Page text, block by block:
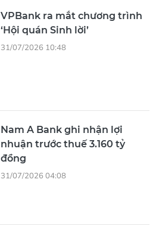
VPBank ra mắt chương trình
‘Hội quán Sinh lời’
31/07/2026 10:48
Nam A Bank ghi nhận lợi
nhuận trước thuế 3.160 tỷ
đồng
31/07/2026 04:08